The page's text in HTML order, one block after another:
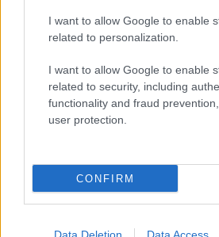
I want to allow Google to enable
related to personalization.
I want to allow Google to enable
related to security, including
functionality and fraud
user protection.
CONFIRM
Franciaország
hálózatát
HÍRLEVÉL
Név